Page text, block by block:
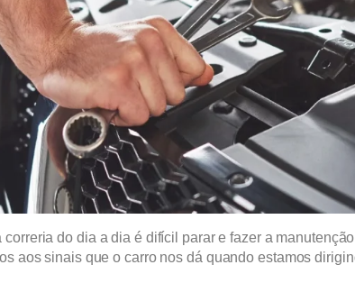
correria do dia a dia é difícil parar e fazer a
aos sinais que o carro nos dá quando estamos